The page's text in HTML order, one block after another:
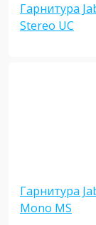
Гарнитура
Stereo UC
Гарнитура
Mono MS